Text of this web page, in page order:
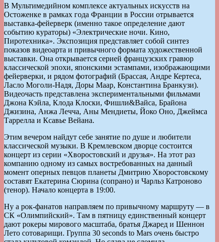
В Мультимедийном комплексе актуальных искусств на
Остоженке в рамках года Франции в России отрывается
выставка-фейерверк (именно такое определение дают
событию кураторы) «Электрические ночи. Кино,
Пиротехника». Экспозиция представляет собой синтез
показов видеоарта и привычного формата художественной
выставки. Она открывается серией французских гравюр
классической эпохи, японскими эстампами, изображающими
фейерверки, и рядом фотографий (Брассая, Андре Кертеса,
Ласло Моголи-Надя, Доры Маар, Константина Бранкузи).
Видеочасть представлена экспериментальными фильмами
Джона Кэйла, Клода Клоски, Фишли&Вайса, Брайона
Джизина, Анжа Лечча, Аны Мендиеты, Йоко Оно, Джеймса
Таррелла и Ксавье Вейана.
Этим вечером найдут себе занятие по душе и любители
классической музыки. В Кремлевском дворце состоится
концерт из серии «Хворостовский и друзья». На этот раз
компанию одному из самых востребованных на данный
момент оперных певцов планеты Дмитрию Хворостовскому
составят Екатерина Сюрина (сопрано) и Чарльз Катроново
(тенор). Начало концерта в 19:00.
Ну а рок-фанатов направляем по привычному маршруту — в
СК «Олимпийский». Там в пятницу единственный концерт
дают рокеры мирового масштаба, братья Джаред и Шеннон
Лето сотоварищи. Группа 30 seconds to Mars очень быстро